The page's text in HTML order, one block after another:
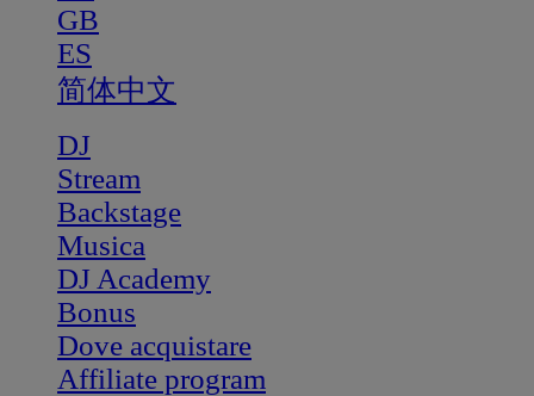
GB
ES
简体中文
DJ
Stream
Backstage
Musica
DJ Academy
Bonus
Dove acquistare
Affiliate program